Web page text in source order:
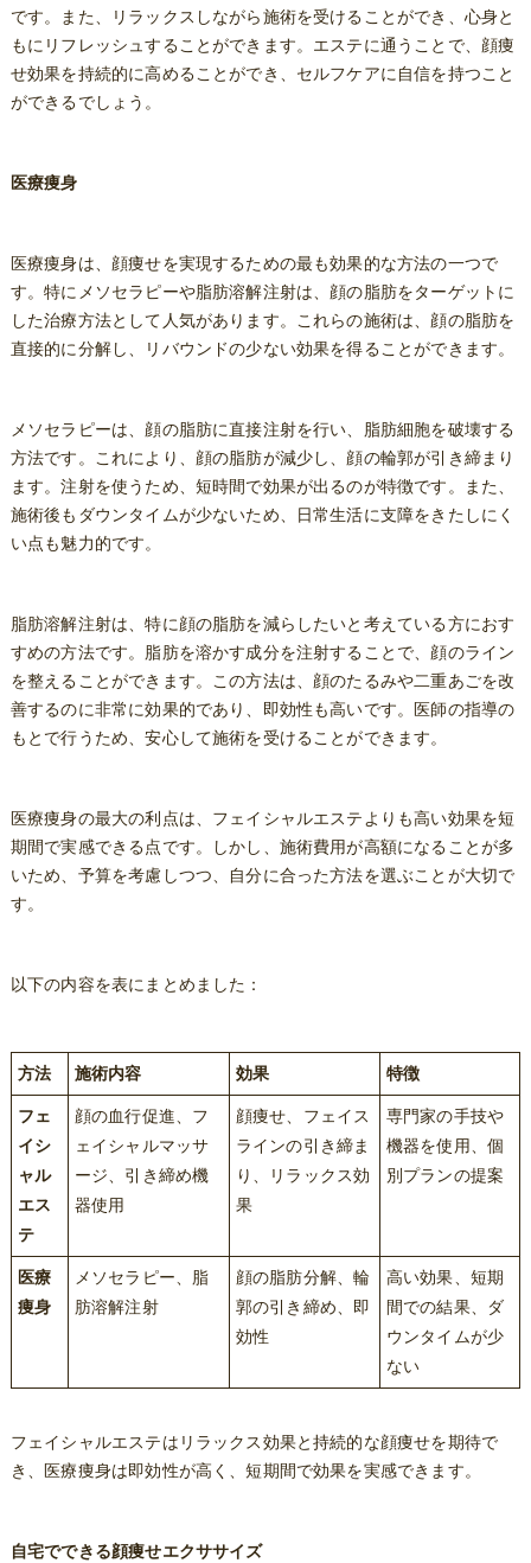
です。また、リラックスしながら施術を受けることができ、心身と
もにリフレッシュすることができます。エステに通うことで、顔痩
せ効果を持続的に高めることができ、セルフケアに自信を持つこと
ができるでしょう。
医療痩身
医療痩身は、顔痩せを実現するための最も効果的な方法の一つで
す。特にメソセラピーや脂肪溶解注射は、顔の脂肪をターゲットに
した治療方法として人気があります。これらの施術は、顔の脂肪を
直接的に分解し、リバウンドの少ない効果を得ることができます。
メソセラピーは、顔の脂肪に直接注射を行い、脂肪細胞を破壊する
方法です。これにより、顔の脂肪が減少し、顔の輪郭が引き締まり
ます。注射を使うため、短時間で効果が出るのが特徴です。また、
施術後もダウンタイムが少ないため、日常生活に支障をきたしにく
い点も魅力的です。
脂肪溶解注射は、特に顔の脂肪を減らしたいと考えている方におす
すめの方法です。脂肪を溶かす成分を注射することで、顔のライン
を整えることができます。この方法は、顔のたるみや二重あごを改
善するのに非常に効果的であり、即効性も高いです。医師の指導の
もとで行うため、安心して施術を受けることができます。
医療痩身の最大の利点は、フェイシャルエステよりも高い効果を短
期間で実感できる点です。しかし、施術費用が高額になることが多
いため、予算を考慮しつつ、自分に合った方法を選ぶことが大切で
す。
以下の内容を表にまとめました：
方法 施術内容 効果 特徴
フェ
イシ
ャル
エス
テ
顔の血行促進、フ
ェイシャルマッサ
ージ、引き締め機
器使用
顔痩せ、フェイス
ラインの引き締ま
り、リラックス効
果
専門家の手技や
機器を使用、個
別プランの提案
医療
痩身
メソセラピー、脂
肪溶解注射
顔の脂肪分解、輪
郭の引き締め、即
効性
高い効果、短期
間での結果、ダ
ウンタイムが少
ない
フェイシャルエステはリラックス効果と持続的な顔痩せを期待で
き、医療痩身は即効性が高く、短期間で効果を実感できます。
自宅でできる顔痩せエクササイズ